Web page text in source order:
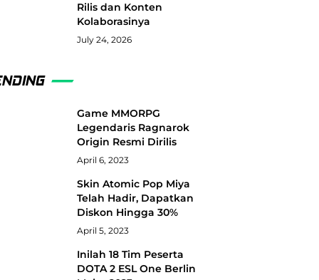
Rilis dan Konten
Kolaborasinya
July 24, 2026
Game MMORPG
Legendaris Ragnarok
Origin Resmi Dirilis
April 6, 2023
Skin Atomic Pop Miya
Telah Hadir, Dapatkan
Diskon Hingga 30%
April 5, 2023
Inilah 18 Tim Peserta
DOTA 2 ESL One Berlin